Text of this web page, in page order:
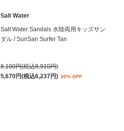
Salt Water
Salt Water Sandals 水陸両用キッズサン
ダル / SunSan Surfer Tan
8,100円(税込8,910円)
5,670円(税込6,237円) 30% OFF